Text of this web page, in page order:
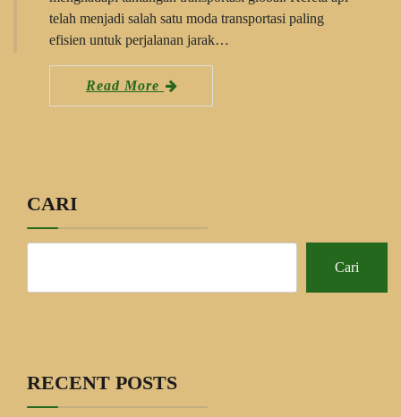
telah menjadi salah satu moda transportasi paling
efisien untuk perjalanan jarak…
Read More
CARI
Cari
RECENT POSTS